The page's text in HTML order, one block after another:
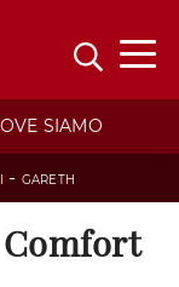
SIAMO
- GARETH